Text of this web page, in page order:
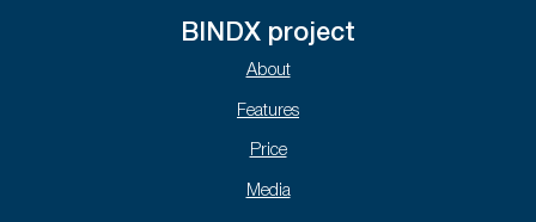
BINDX project
About
Features
Price
Media